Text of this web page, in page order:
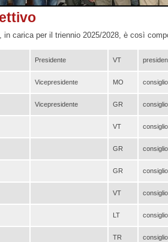
in carica per il triennio 2025/2028, è così
Presidente VT
Vicepresidente MO
Vicepresidente GR
VT
GR
GR
VT
LT
TR